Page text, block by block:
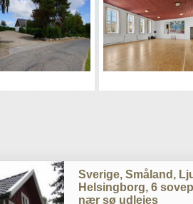
Sverige, Småland,
Helsingborg, 6
nær sø udlejes